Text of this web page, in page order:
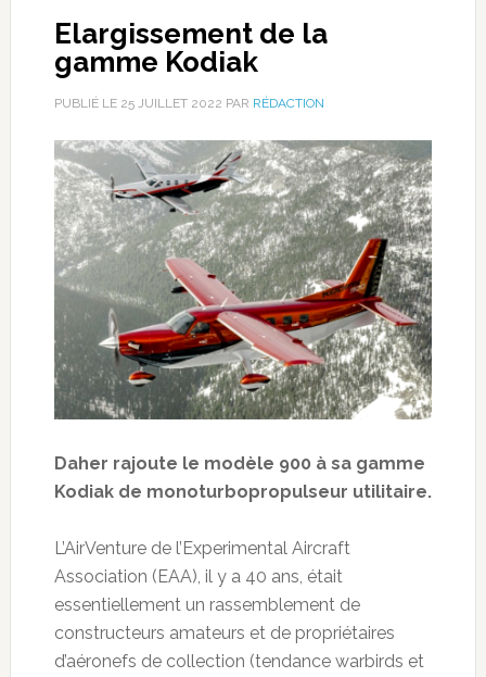
Elargissement de la
gamme Kodiak
PUBLIÉ LE 25 JUILLET 2022 PAR RÉDACTION
Daher rajoute le modèle 900 à sa gamme
Kodiak de monoturbopropulseur utilitaire.
L’AirVenture de l’Experimental Aircraft
Association (EAA), il y a 40 ans, était
essentiellement un rassemblement de
constructeurs amateurs et de propriétaires
d’aéronefs de collection (tendance warbirds et